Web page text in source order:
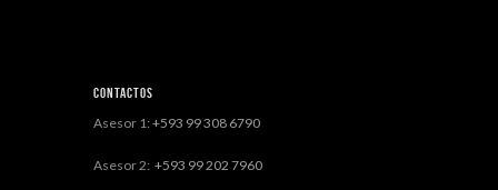
Contactos
Asesor 1: +593 99 308 6790
Asesor 2: +593 99 202 7960